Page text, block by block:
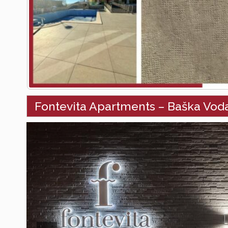
Fontevita Apartments – Baška